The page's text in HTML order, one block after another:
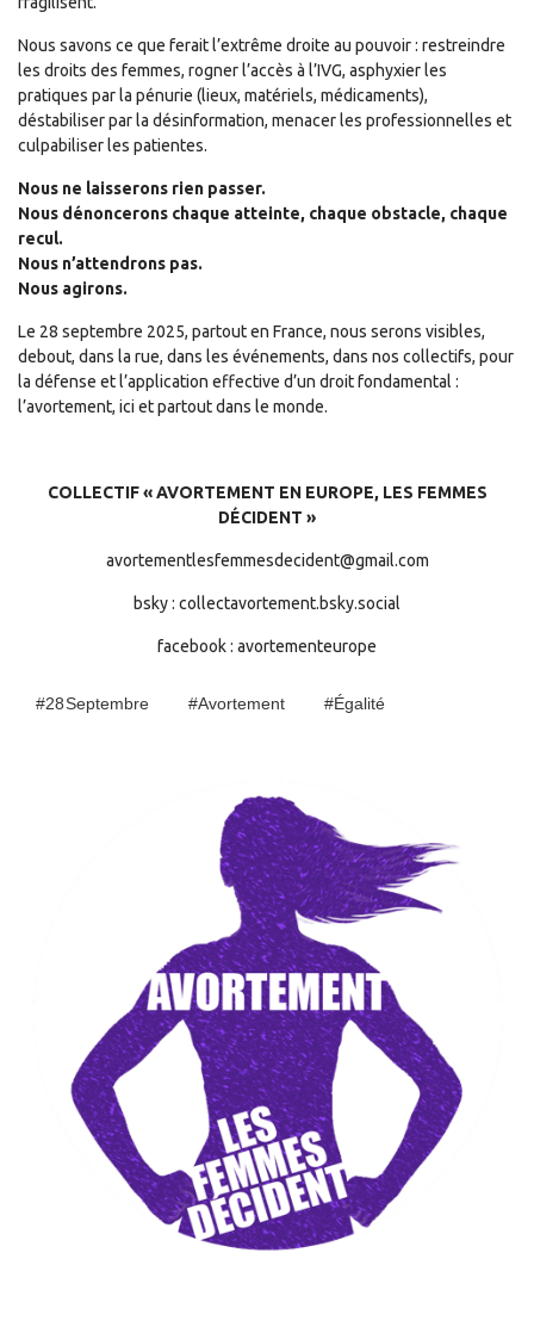
Nous savons ce que ferait l’extrême droite au pouvoir : restreindre
les droits des femmes, rogner l’accès à l’IVG, asphyxier les
pratiques par la pénurie (lieux, matériels, médicaments),
déstabiliser par la désinformation, menacer les professionnelles et
culpabiliser les patientes.
Nous ne laisserons rien passer.
Nous dénoncerons chaque atteinte, chaque obstacle, chaque
recul.
Nous n’attendrons pas.
Nous agirons.
Le 28 septembre 2025, partout en France, nous serons visibles,
debout, dans la rue, dans les événements, dans nos collectifs, pour
la défense et l’application effective d’un droit fondamental :
l’avortement, ici et partout dans le monde.
COLLECTIF « AVORTEMENT EN EUROPE, LES FEMMES
DÉCIDENT »
avortementlesfemmesdecident@gmail.com
bsky : collectavortement.bsky.social
facebook : avortementeurope
#28 Septembre #Avortement #égalité